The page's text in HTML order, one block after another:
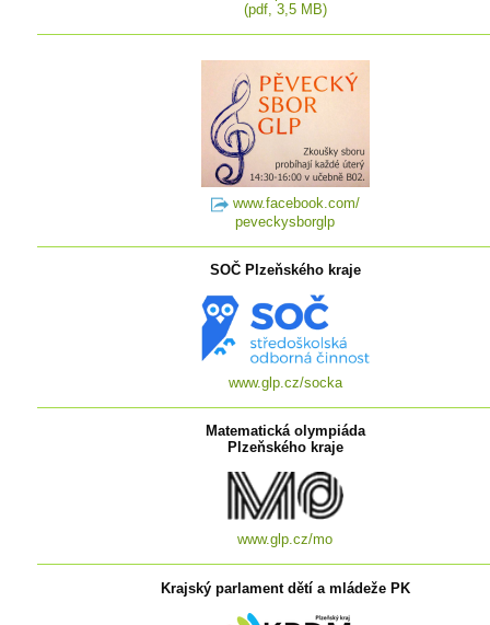
(pdf, 3,5 MB)
www.facebook.com/
peveckysborglp
SOČ Plzeňského kraje
www.glp.cz/socka
Matematická olympiáda
Plzeňského kraje
www.glp.cz/mo
Krajský parlament dětí a mládeže PK